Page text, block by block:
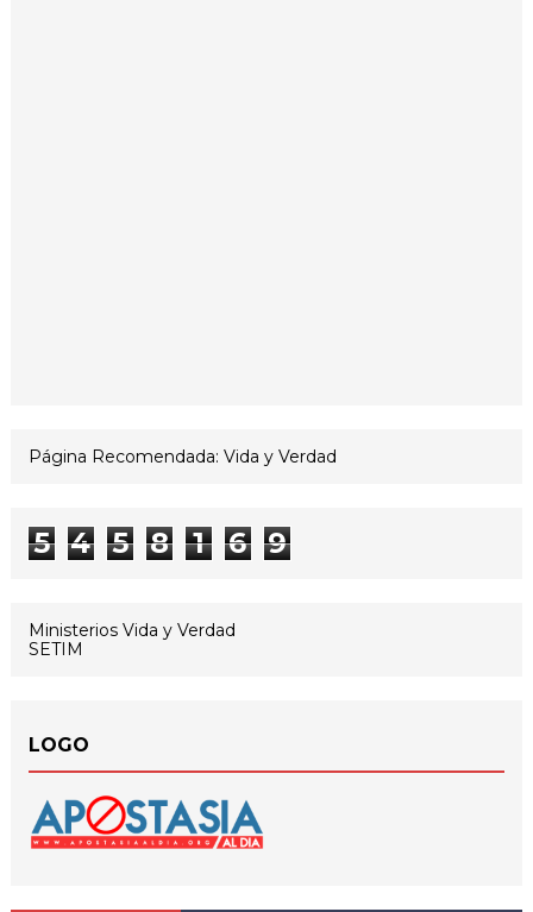
Página Recomendada: Vida y Verdad
5 4 5 8 1 6 9
Ministerios Vida y Verdad
SETIM
LOGO